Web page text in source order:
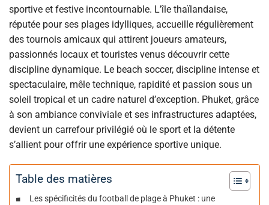
sportive et festive incontournable. L’île thaïlandaise,
réputée pour ses plages idylliques, accueille régulièrement
des tournois amicaux qui attirent joueurs amateurs,
passionnés locaux et touristes venus découvrir cette
discipline dynamique. Le beach soccer, discipline intense et
spectaculaire, mêle technique, rapidité et passion sous un
soleil tropical et un cadre naturel d’exception. Phuket, grâce
à son ambiance conviviale et ses infrastructures adaptées,
devient un carrefour privilégié où le sport et la détente
s’allient pour offrir une expérience sportive unique.
Table des matières
Les spécificités du football de plage à Phuket : une